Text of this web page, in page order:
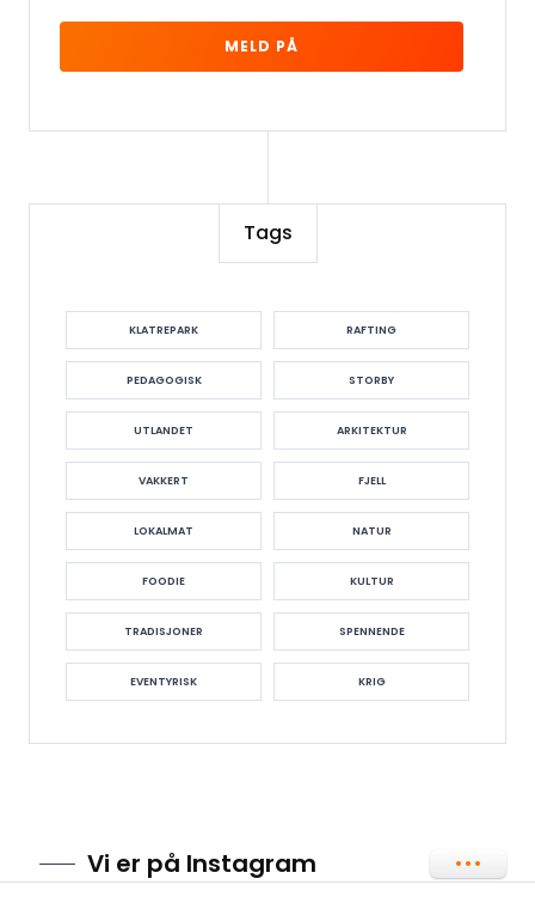
Tags
KLATREPARK RAFTING
PEDAGOGISK STORBY
UTLANDET ARKITEKTUR
VAKKERT FJELL
LOKALMAT NATUR
FOODIE KULTUR
TRADISJONER SPENNENDE
EVENTYRISK KRIG
Vi er på Instagram